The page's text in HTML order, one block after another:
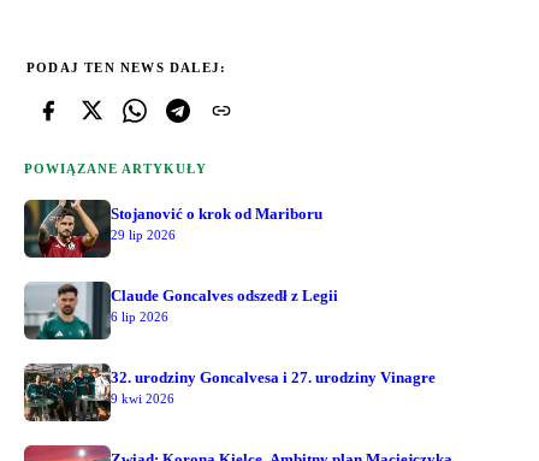
PODAJ TEN NEWS DALEJ:
POWIĄZANE ARTYKUŁY
Stojanović o krok od Mariboru
29 lip 2026
Claude Goncalves odszedł z Legii
6 lip 2026
32. urodziny Goncalvesa i 27. urodziny Vinagre
9 kwi 2026